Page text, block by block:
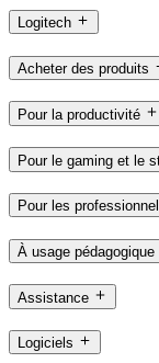
Logitech
Acheter des produits
Pour la productivité
Pour le gaming et le
Pour les
À usage pédagogique
Assistance
Logiciels